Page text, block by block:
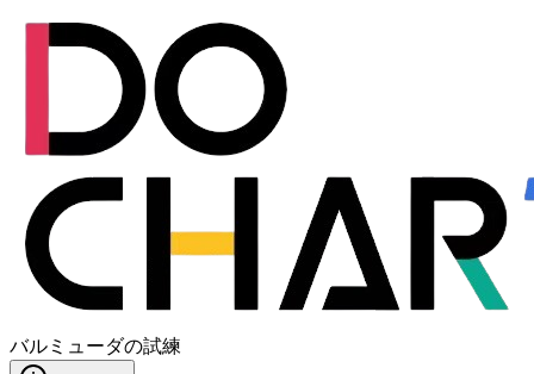
バルミューダの試練